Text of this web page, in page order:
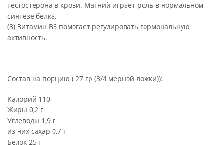
тестостерона в крови. Магний играет роль в нормальном
синтезе белка.
(3) Витамин B6 помогает регулировать гормональную
активность.
Состав на порцию ( 27 гр (3/4 мерной ложки)):
Калорий 110
Жиры 0,2 г
Углеводы 1,9 г
из них сахар 0,7 г
Белок 25 г